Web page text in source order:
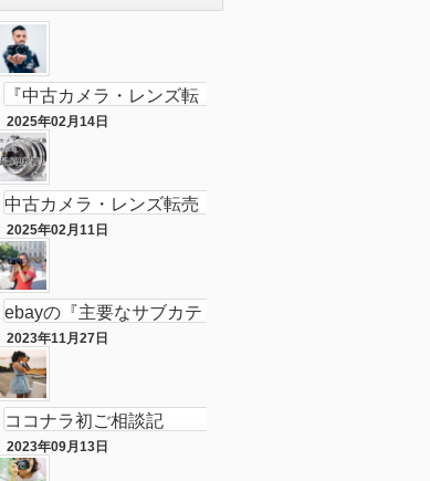
『中古カメラ・レンズ転
売ビジネスの最終奥義教
えます』のebay輸出会員
サイト付き
2025年02月14日
最終奥義
中古カメラ・レンズ転売
ビジネスの最終奥義教え
ます…を販売開始し数ヶ
月が経ちました
2025年02月11日
半隠居ライフな話
ebayの『主要なサブカテ
ゴリーの売れ筋』がカメ
ラである件
2023年11月27日
ebay
ココナラ初ご相談記
念！！（ebay中古フィル
ムカメラ輸出の相談をお
2023年09月13日
ココナラ